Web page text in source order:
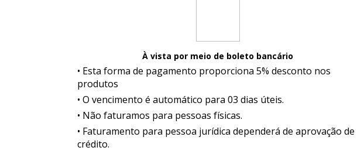
À vista por meio de boleto bancário
• Esta forma de pagamento proporciona 5% desconto nos
produtos
• O vencimento é automático para 03 dias úteis.
• Não faturamos para pessoas físicas.
• Faturamento para pessoa jurídica dependerá de aprovação de
crédito.